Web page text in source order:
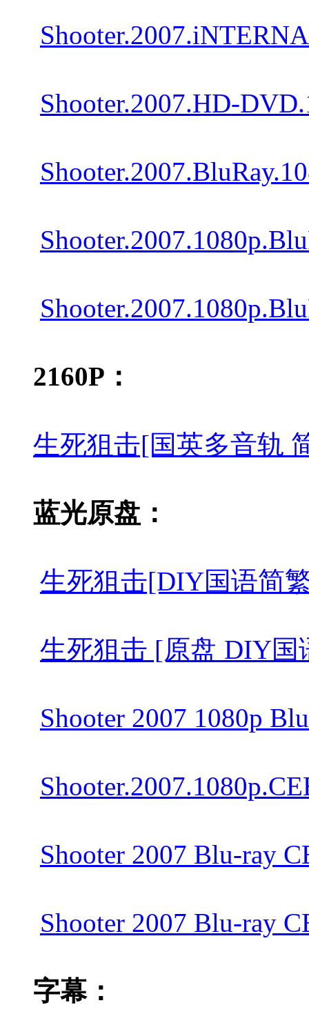
Shooter.2007.HD-
2160P：
生死狙击[国英多音轨
蓝光原盘：
生死狙击[DIY国语简繁
生死狙击 [原盘 DIY国
Shooter 2007 1080p
Shooter 2007 Blu-ray
Shooter 2007 Blu-ray
字幕：